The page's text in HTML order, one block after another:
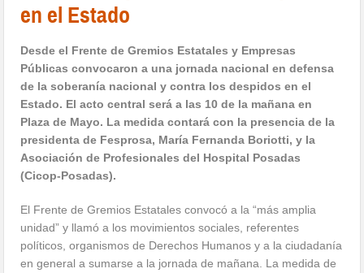
en el Estado
Desde el Frente de Gremios Estatales y Empresas
Públicas convocaron a una jornada nacional en defensa
de la soberanía nacional y contra los despidos en el
Estado. El acto central será a las 10 de la mañana en
Plaza de Mayo. La medida contará con la presencia de la
presidenta de Fesprosa, María Fernanda Boriotti, y la
Asociación de Profesionales del Hospital Posadas
(Cicop-Posadas).
El Frente de Gremios Estatales convocó a la “más amplia
unidad” y llamó a los movimientos sociales, referentes
políticos, organismos de Derechos Humanos y a la ciudadanía
en general a sumarse a la jornada de mañana. La medida de